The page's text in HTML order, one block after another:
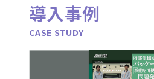
導入事例
CASE STUDY